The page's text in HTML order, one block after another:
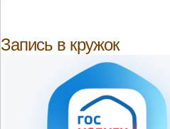
Запись в кружок